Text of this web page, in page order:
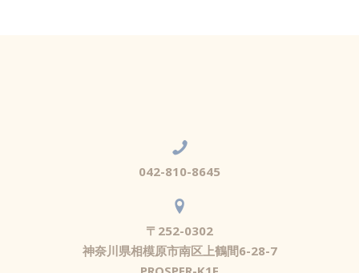
042-810-8645
〒252-0302
神奈川県相模原市南区上鶴間6-28-7